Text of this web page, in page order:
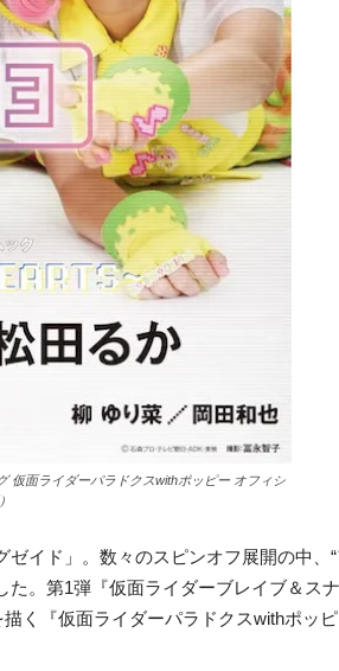
仮面ライダーパラドクスwithポッピー オフィシ
イド」。数々のスピンオフ展開の中、
た。第1弾『仮面ライダーブレイブ＆ス
く『仮面ライダーパラドクスwithポッピ